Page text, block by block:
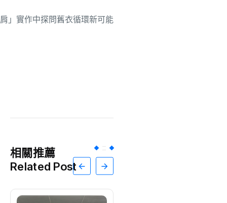
相關推薦
Related Post